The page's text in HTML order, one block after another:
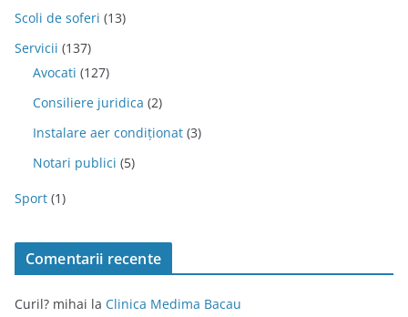
Scoli de soferi (13)
Servicii (137)
Avocati (127)
Consiliere juridica (2)
Instalare aer condiționat (3)
Notari publici (5)
Sport (1)
Comentarii recente
Curil? mihai la Clinica Medima Bacau